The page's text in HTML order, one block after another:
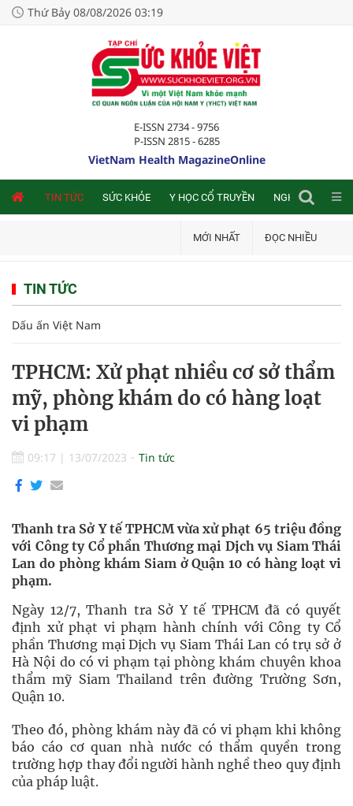
Thứ Bảy 08/08/2026 03:19
E-ISSN 2734 - 9756
P-ISSN 2815 - 6285
VietNam Health MagazineOnline
TIN TỨC SỨC KHỎE Y HỌC CỔ TRUYỀN NGHIÊN CỨU
MỚI NHẤT ĐỌC NHIỀU
TIN TỨC
Dấu ấn Việt Nam
TPHCM: Xử phạt nhiều cơ sở thẩm
mỹ, phòng khám do có hàng loạt
vi phạm
09:17 | 13/07/2023 Tin tức
Thanh tra Sở Y tế TPHCM vừa xử phạt 65 triệu đồng
với Công ty Cổ phần Thương mại Dịch vụ Siam Thái
Lan do phòng khám Siam ở Quận 10 có hàng loạt vi
phạm.
Ngày 12/7, Thanh tra Sở Y tế TPHCM đã có quyết
định xử phạt vi phạm hành chính với Công ty Cổ
phần Thương mại Dịch vụ Siam Thái Lan có trụ sở ở
Hà Nội do có vi phạm tại phòng khám chuyên khoa
thẩm mỹ Siam Thailand trên đường Trường Sơn,
Quận 10.
Theo đó, phòng khám này đã có vi phạm khi không
báo cáo cơ quan nhà nước có thẩm quyền trong
trường hợp thay đổi người hành nghề theo quy định
của pháp luật.